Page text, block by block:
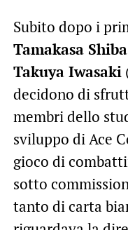
Subito dopo i
Tamakasa Shiba
Takuya Iwasaki
decidono di
membri dello
sviluppo di Ace
gioco di
sotto
tanto di carta